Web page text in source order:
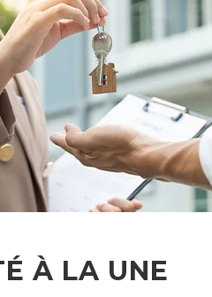
À LA UNE